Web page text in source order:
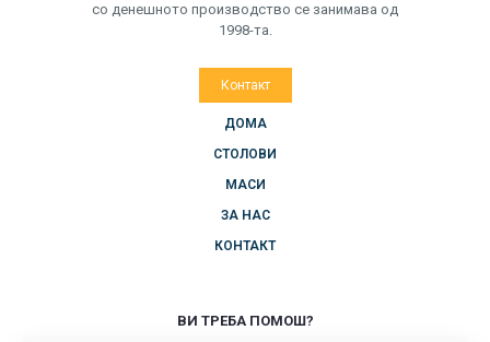
со денешното производство се занимава од
1998-та.
Контакт
ДОМА
СТОЛОВИ
МАСИ
ЗА НАС
КОНТАКТ
ВИ ТРЕБА ПОМОШ?